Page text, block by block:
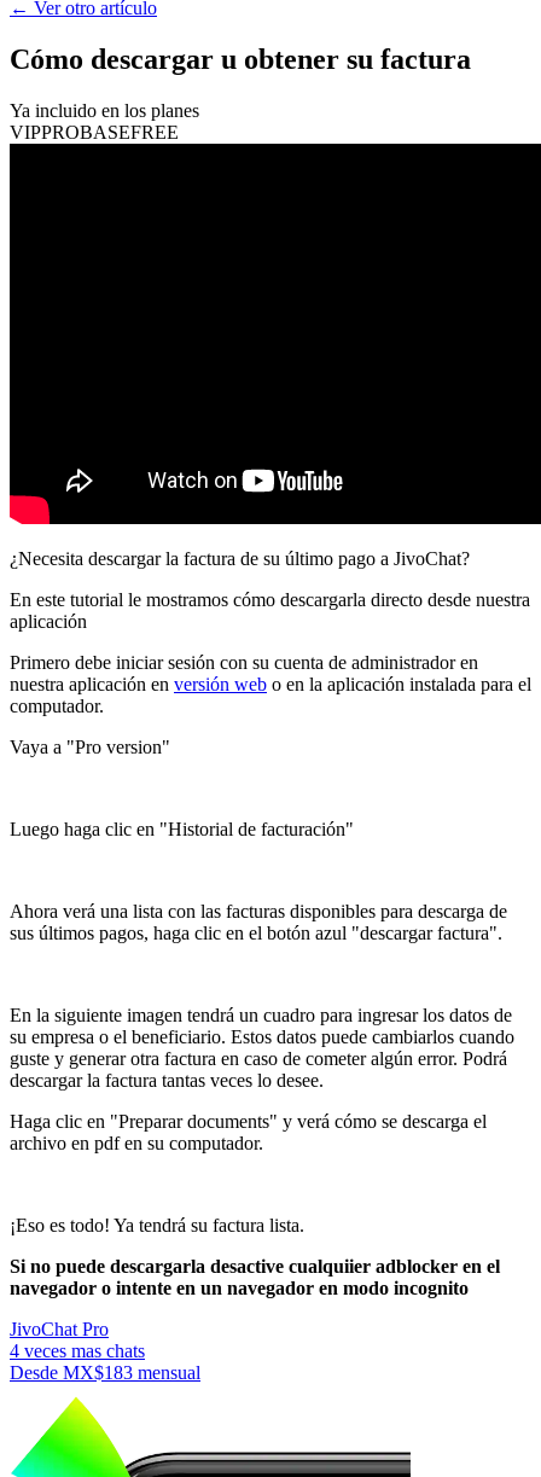
← Ver otro artículo
Cómo descargar u obtener su factura
Ya incluido en los planes
VIPPROBASEFREE
¿Necesita descargar la factura de su último pago a JivoChat?
En este tutorial le mostramos cómo descargarla directo desde nuestra
aplicación
Primero debe iniciar sesión con su cuenta de administrador en
nuestra aplicación en versión web o en la aplicación instalada para el
computador.
Vaya a "Pro version"
Luego haga clic en "Historial de facturación"
Ahora verá una lista con las facturas disponibles para descarga de
sus últimos pagos, haga clic en el botón azul "descargar factura".
En la siguiente imagen tendrá un cuadro para ingresar los datos de
su empresa o el beneficiario. Estos datos puede cambiarlos cuando
guste y generar otra factura en caso de cometer algún error. Podrá
descargar la factura tantas veces lo desee.
Haga clic en "Preparar documents" y verá cómo se descarga el
archivo en pdf en su computador.
¡Eso es todo! Ya tendrá su factura lista.
Si no puede descargarla desactive cualquiier adblocker en el
navegador o intente en un navegador en modo incognito
JivoChat Pro
4 veces mas chats
Desde MX$183 mensual